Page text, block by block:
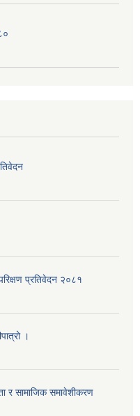
प्रतिवेदन २०८१
।
र सामाजिक समावेशीकरण